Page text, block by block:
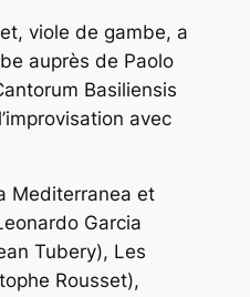
viole de gambe, a
auprès de Paolo
Basiliensis
avec
Mediterranea et
Garcia
Tubery), Les
Rousset),